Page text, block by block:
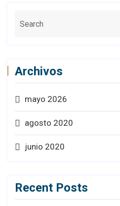
Archivos
mayo 2026
agosto 2020
junio 2020
Recent Posts